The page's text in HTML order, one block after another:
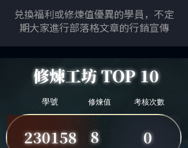
兑換福利或修煉值優異的學員，不定
期大家進行部落格文章的行銷宣傳
修煉工坊 TOP 10
學號 修煉值 考核次數
230158 8 0